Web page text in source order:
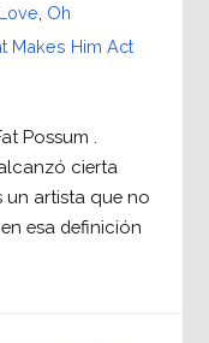
Oh
Makes Him Act
Possum .
cierta
un artista que no
esa definición